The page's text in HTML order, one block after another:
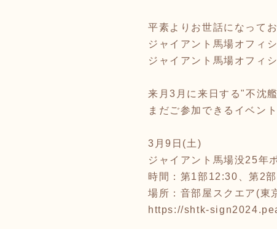
平素よりお世話になってお
ジャイアント馬場オフィ
ジャイアント馬場オフィ
来月3月に来日する"不沈
まだご参加できるイベン
3月9日(土)
ジャイアント馬場没25年
時間：第1部12:30、第2
場所：音部屋スクエア(東
https://shtk-